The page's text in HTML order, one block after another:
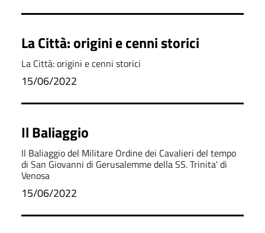
La Città: origini e cenni storici
La Città: origini e cenni storici
15/06/2022
Il Baliaggio
Il Baliaggio del Militare Ordine dei Cavalieri del tempo
di San Giovanni di Gerusalemme della SS. Trinita' di
Venosa
15/06/2022